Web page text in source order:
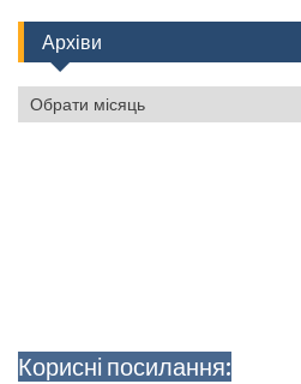
Архіви
Архіви
Корисні посилання: